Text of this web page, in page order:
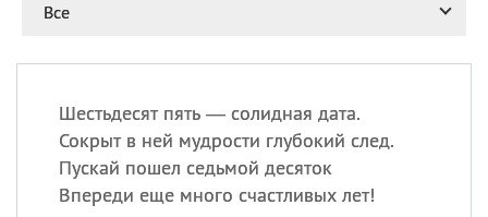
Все
Шестьдесят пять — солидная дата.
Сокрыт в ней мудрости глубокий след.
Пускай пошел седьмой десяток
Впереди еще много счастливых лет!
11.08 День полета на
воздушном шарике
11.08 День Святой Клары —
покровительницы
телевидения